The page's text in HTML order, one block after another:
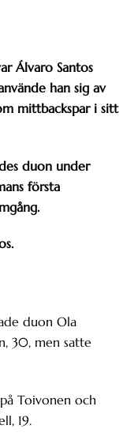
Álvaro Santos
han sig av
mittbackspar i sitt
duon under
första
duon Ola
30, men satte
Toivonen och
19.